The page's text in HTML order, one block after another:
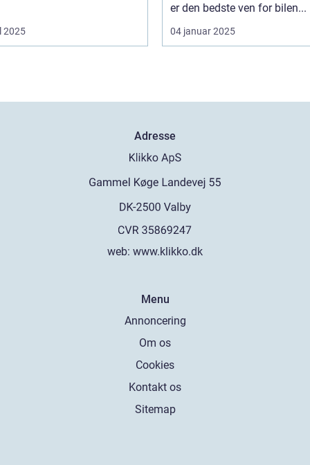
2025
er den bedste ven for bilen...
04 januar 2025
Adresse
web: www.klikko.dk
Menu
Annoncering
Om os
Cookies
Kontakt os
Sitemap